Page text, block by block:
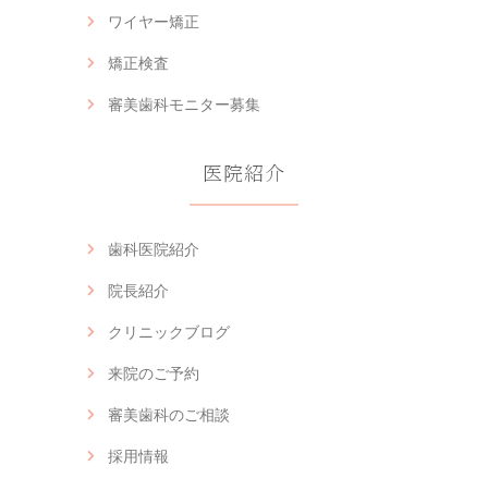
ワイヤー矯正
矯正検査
審美歯科モニター募集
医院紹介
歯科医院紹介
院長紹介
クリニックブログ
来院のご予約
審美歯科のご相談
採用情報